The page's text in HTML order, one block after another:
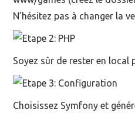
N’hésitez pas à changer la
Soyez sûr de rester en local
Choisissez Symfony et